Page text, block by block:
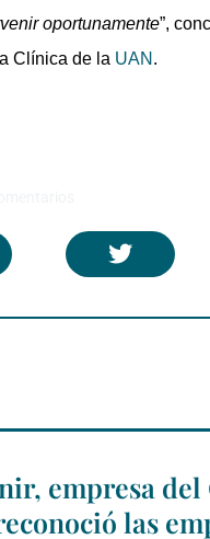
oportunamente”,
Clínica de la UAN .
empresa del
las